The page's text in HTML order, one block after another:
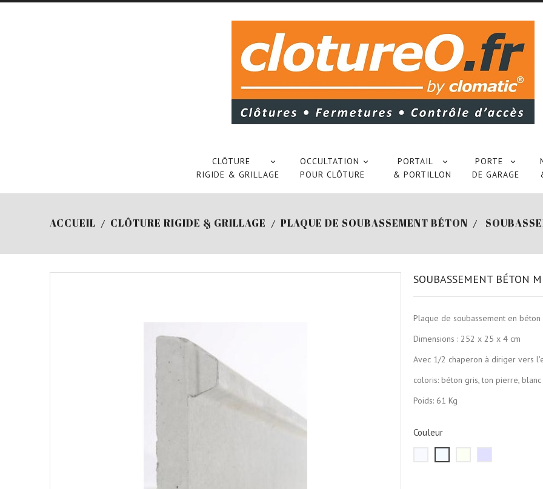

CLÔTURE
RIGIDE & GRILLAGE

OCCULTATION
POUR CLÔTURE

PORTAIL
& PORTILLON

PORTE
DE GARAGE
ACCUEIL CLÔTURE RIGIDE & GRILLAGE PLAQUE DE SOUBASSEMENT BÉTON
SOUBASSEMENT BÉTON
Plaque de soubassement en béton
Dimensions : 252 x 25 x 4 cm
Avec 1/2 chaperon à diriger vers
coloris: béton gris, ton pierre,
Poids: 61 Kg
Couleur
gris
pierre
casséanthracite